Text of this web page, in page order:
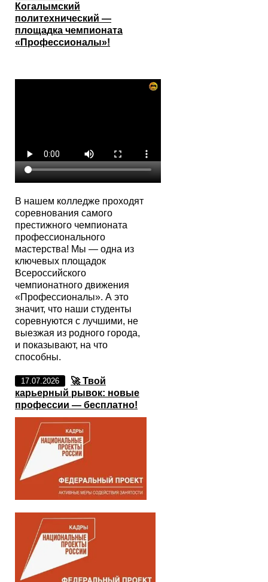
Когалымский
политехнический —
площадка чемпионата
«Профессионалы»!
В нашем колледже проходят
соревнования самого
престижного чемпионата
профессионального
мастерства! Мы — одна из
ключевых площадок
Всероссийского
чемпионатного движения
«Профессионалы». А это
значит, что наши студенты
соревнуются с лучшими, не
выезжая из родного города,
и показывают, на что
способны.
17.07.2026
🚀 Твой
карьерный рывок: новые
профессии — бесплатно!